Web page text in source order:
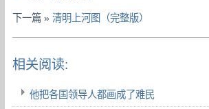
下一篇 »清明上河图（完整版）
相关阅读:
他把各国领导人都画成了难民